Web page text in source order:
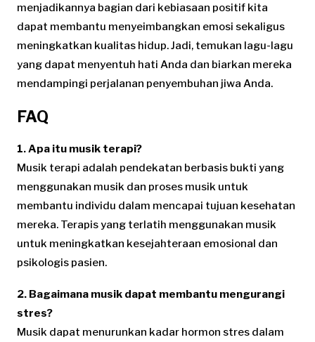
menjadikannya bagian dari kebiasaan positif kita
dapat membantu menyeimbangkan emosi sekaligus
meningkatkan kualitas hidup. Jadi, temukan lagu-lagu
yang dapat menyentuh hati Anda dan biarkan mereka
mendampingi perjalanan penyembuhan jiwa Anda.
FAQ
1. Apa itu musik terapi?
Musik terapi adalah pendekatan berbasis bukti yang
menggunakan musik dan proses musik untuk
membantu individu dalam mencapai tujuan kesehatan
mereka. Terapis yang terlatih menggunakan musik
untuk meningkatkan kesejahteraan emosional dan
psikologis pasien.
2. Bagaimana musik dapat membantu mengurangi
stres?
Musik dapat menurunkan kadar hormon stres dalam